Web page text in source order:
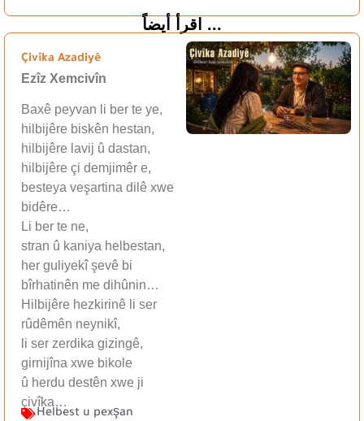
اقرأ أيضاً ...
Çivîka Azadiyê
Ezîz Xemcivîn
Baxê peyvan li ber te ye,
hilbijêre biskên hestan,
hilbijêre lavij û dastan,
hilbijêre çi demjimêr e,
besteya veşartina dilê xwe
bidêre…
Li ber te ne,
stran û kaniya helbestan,
her guliyekî şevê bi
bîrhatinên me dihûnin…
Hilbijêre hezkirinê li ser
rûdêmên neynikî,
li ser zerdika gizingê,
girnijîna xwe bikole
û herdu destên xwe ji
çivîka…
Helbest u pexşan